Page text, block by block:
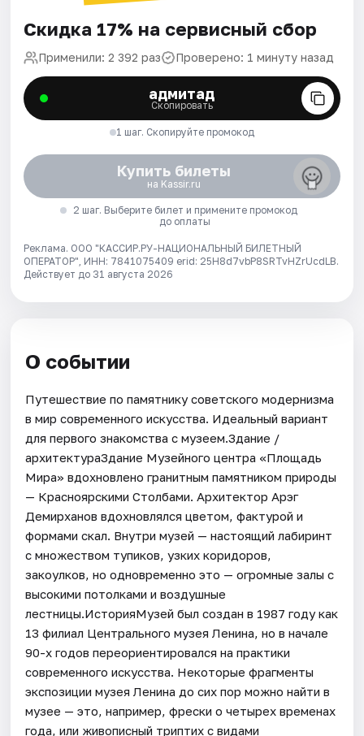
Скидка 17% на сервисный сбор
Применили: 2 392 раз Проверено: 1 минуту назад
адмитад
Скопировать
1 шаг. Скопируйте промокод
Купить билеты
на Kassir.ru
2 шаг. Выберите билет и примените промокод
до оплаты
Реклама. ООО "КАССИР.РУ-НАЦИОНАЛЬНЫЙ БИЛЕТНЫЙ
ОПЕРАТОР", ИНН: 7841075409 erid: 25H8d7vbP8SRTvHZrUcdLB.
Действует до 31 августа 2026
О событии
Путешествие по памятнику советского модернизма
в мир современного искусства. Идеальный вариант
для первого знакомства с музеем.Здание /
архитектураЗдание Музейного центра «Площадь
Мира» вдохновлено гранитным памятником природы
— Красноярскими Столбами. Архитектор Арэг
Демирханов вдохновлялся цветом, фактурой и
формами скал. Внутри музей — настоящий лабиринт
с множеством тупиков, узких коридоров,
закоулков, но одновременно это — огромные залы с
высокими потолками и воздушные
лестницы.ИсторияМузей был создан в 1987 году как
13 филиал Центрального музея Ленина, но в начале
90-х годов переориентировался на практики
современного искусства. Некоторые фрагменты
экспозиции музея Ленина до сих пор можно найти в
музее — это, например, фрески о четырех временах
года, или живописный триптих с видами